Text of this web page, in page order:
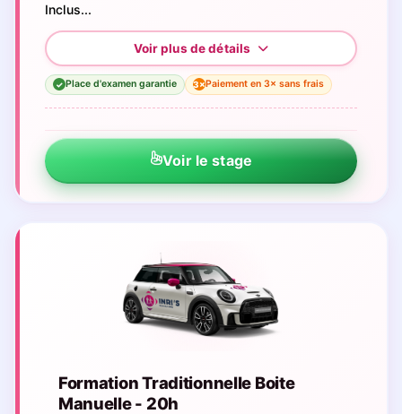
Inclus...
✓ Place d'examen garantie 3×Paiement en 3× sans frais
Voir le stage
Formation Traditionnelle Boite
Manuelle - 20h